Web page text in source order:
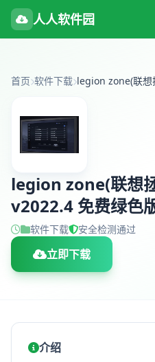
人人软件园
首页 软件下载
legion zone(联想
v2022.4 免费绿色
软件下载 安全检测通过
立即下载
介绍